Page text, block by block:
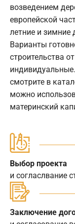
возведением
европейской
летние и зимние
Варианты
строительства
смотрите в
можно
материнский
Выбор проекта
и согласлвание
Заключение